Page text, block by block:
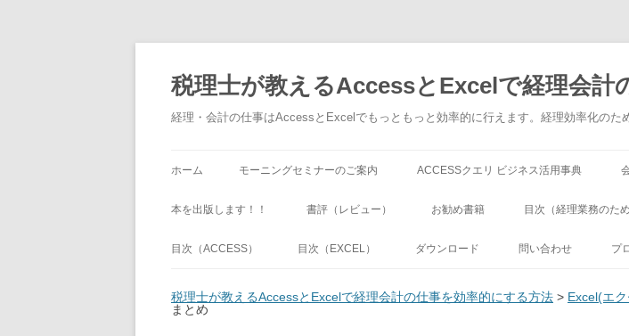
税理士が教えるAccessとExcelで経理会計
経理・会計の仕事はAccessとExcelでもっともっと効率的に行えます。経理効率化のた
ホーム モーニングセミナーのご案内 ACCESSクエリ ビジネス活用事典
本を出版します！！ 書評（レビュー） お勧め書籍 目次（経理業務のた
目次（ACCESS） 目次（EXCEL） ダウンロード 問い合わせ プ
税理士が教えるAccessとExcelで経理会計の仕事を効率的にする方法 > Excel(エ
まとめ